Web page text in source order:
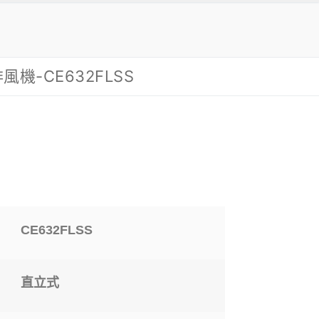
機-CE632FLSS
CE632FLSS
直立式